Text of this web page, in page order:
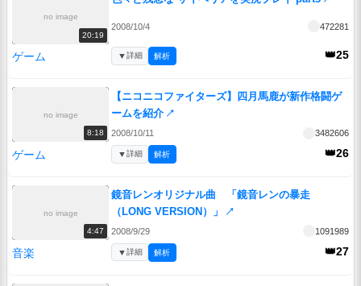
no image
20:19
2008/10/4 472281
ゲーム 👑25
▼詳細 解析
no image
8:18
【ニコニコファイターズ】四月馬鹿が新作格闘ゲ
ームを紹介 ↗
2008/10/11 3482606
ゲーム 👑26
▼詳細 解析
no image
4:47
鏡音レンオリジナル曲 「鏡音レンの暴走
（LONG VERSION）」
↗
2008/9/29 1091989
音楽 👑27
▼詳細 解析